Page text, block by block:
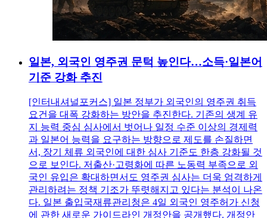
일본, 외국인 영주권 문턱 높인다…소득·일본어
기준 강화 추진
[인터내셔널포커스] 일본 정부가 외국인의 영주권 취득
요건을 대폭 강화하는 방안을 추진한다. 기존의 생계 유
지 능력 중심 심사에서 벗어나 일정 수준 이상의 경제력
과 일본어 능력을 요구하는 방향으로 제도를 손질하면
서, 장기 체류 외국인에 대한 심사 기준도 한층 강화될 것
으로 보인다. 저출산·고령화에 따른 노동력 부족으로 외
국인 유입은 확대하면서도 영주권 심사는 더욱 엄격하게
관리하려는 정책 기조가 뚜렷해지고 있다는 분석이 나온
다. 일본 출입국재류관리청은 4일 외국인 영주허가 신청
에 관한 새로운 가이드라인 개정안을 공개했다. 개정안